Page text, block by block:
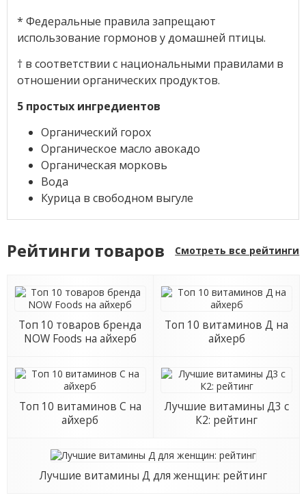
* Федеральные правила запрещают
использование гормонов у домашней птицы.
† в соответствии с национальными правилами в
отношении органических продуктов.
5 простых ингредиентов
Органический горох
Органическое масло авокадо
Органическая морковь
Вода
Курица в свободном выгуле
Рейтинги товаров Смотреть все рейтинги
Топ 10 товаров бренда
NOW Foods на айхерб
Топ 10 витаминов Д на
айхерб
Топ 10 витаминов С на
айхерб
Лучшие витамины Д3 с
К2: рейтинг
Лучшие витамины Д для женщин: рейтинг